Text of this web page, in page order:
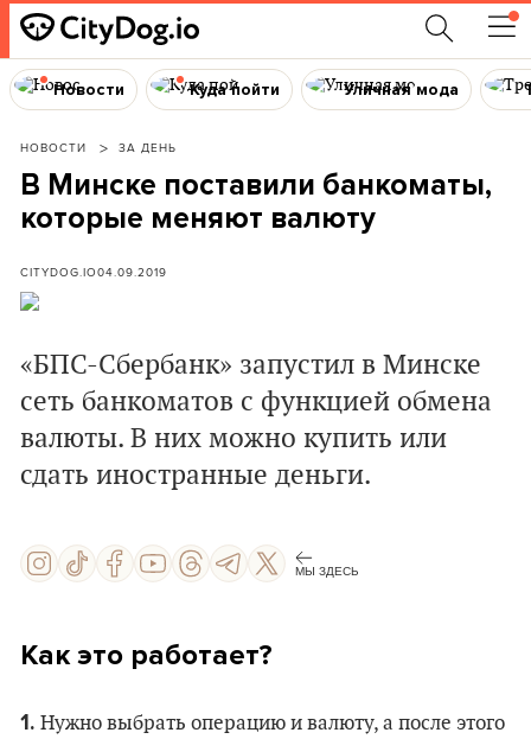
Новости Куда пойти Уличная мода
НОВОСТИ ЗА ДЕНЬ
В Минске поставили банкоматы,
которые меняют валюту
CITYDOG.IO04.09.2019
«БПС-Сбербанк» запустил в Минске
сеть банкоматов с функцией обмена
валюты. В них можно купить или
сдать иностранные деньги.
МЫ ЗДЕСЬ
Как это работает?
1. Нужно выбрать операцию и валюту, а после этого